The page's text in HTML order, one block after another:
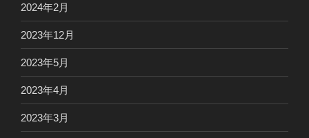
2024年2月
2023年12月
2023年5月
2023年4月
2023年3月